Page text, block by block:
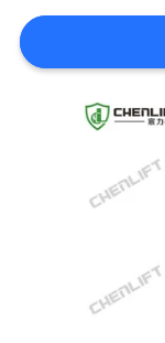
ANGEBOT